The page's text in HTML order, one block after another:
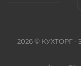
2026 © КУХТОРГ -